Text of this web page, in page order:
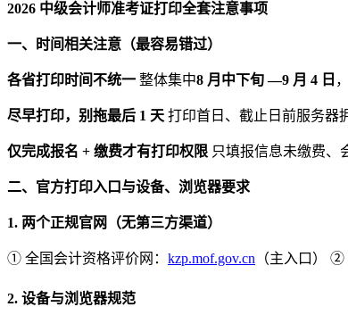
2026 中级会计师准考证打印全套注意事项
一、时间相关注意（最容易错过）
各省打印时间不统一 整体集中8 月中下旬 —9 月 4 日
尽早打印，别拖最后 1 天 打印首日、截止日前服务器
仅完成报名 + 缴费才有打印权限 只填报信息未缴费、
二、官方打印入口与设备、浏览器要求
1. 两个正规官网（无第三方渠道）
① 全国会计资格评价网： kzp.mof.gov.cn （主入口） ②
2. 设备与浏览器规范